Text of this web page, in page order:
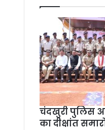
चंदखुरी पुलिस
का दीक्षांत